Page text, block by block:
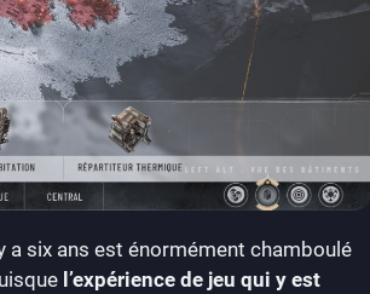
a six ans est énormément chamboulé
l’expérience de jeu qui y est